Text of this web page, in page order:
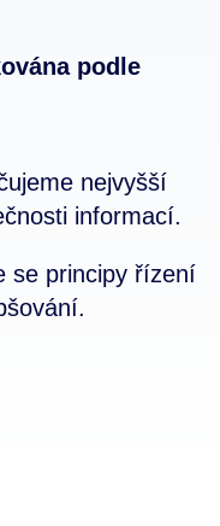
podle
nejvyšší
informací.
se principy řízení